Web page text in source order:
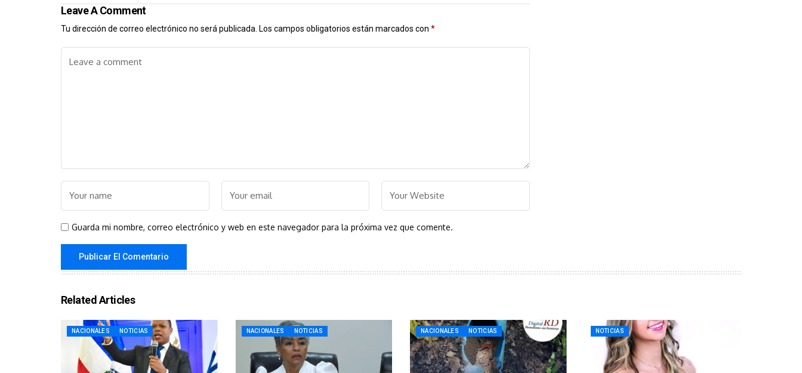
Leave A Comment
Tu dirección de correo electrónico no será publicada. Los campos obligatorios están marcados con *
Guarda mi nombre, correo electrónico y web en este navegador para la próxima vez que comente.
Related Articles
NACIONALES NOTICIAS NACIONALES NOTICIAS NACIONALES NOTICIAS NOTICIAS